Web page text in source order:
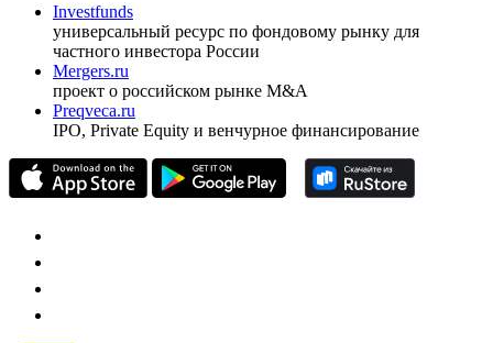
Investfunds
универсальный ресурс по фондовому рынку для
частного инвестора России
Mergers.ru
проект о российском рынке M&A
Preqveca.ru
IPO, Private Equity и венчурное финансирование